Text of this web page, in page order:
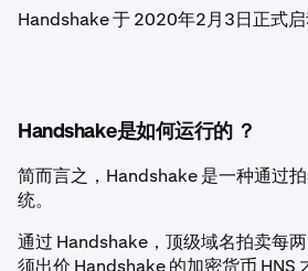
Handshake 于 2020年2月3日正式启
Handshake是如何运行的 ？
简而言之，Handshake 是一种通过
统。
通过 Handshake，顶级域名拍卖每
须出价 Handshake 的加密货币 HNS